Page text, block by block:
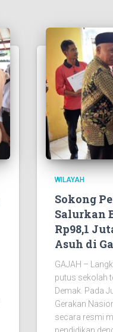
WILAYAH
Sokong
Salurkan
Rp98,1
Asuh di
GAJAH –
putus sekolah
Demak. Pada
Gerakan
secara resmi